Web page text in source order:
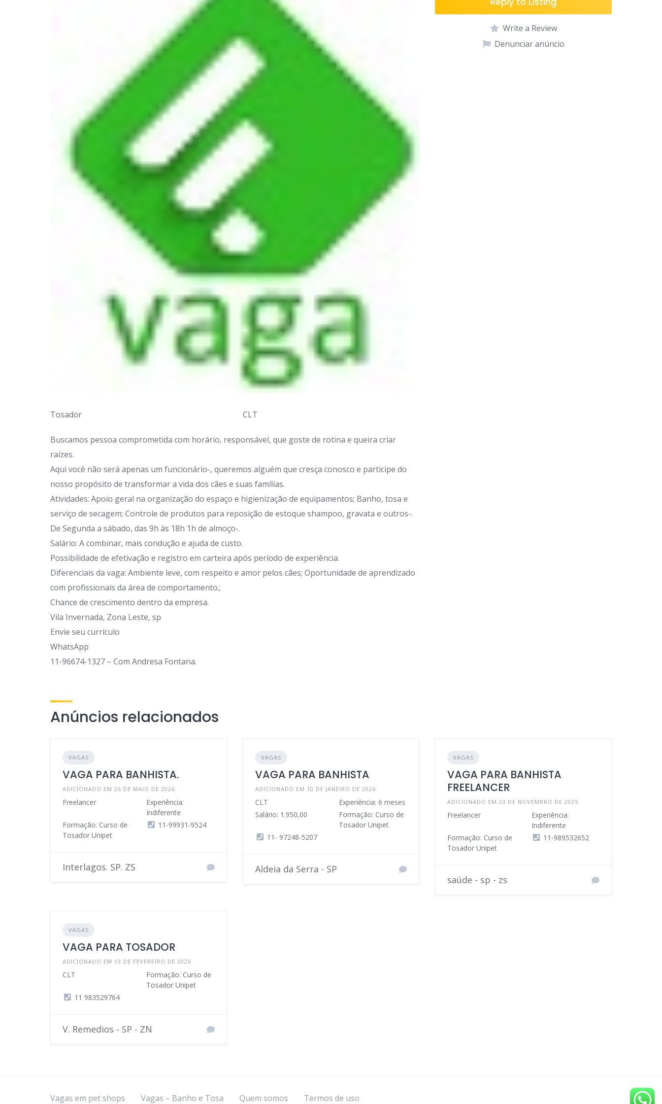
Tosador CLT
Buscamos pessoa comprometida com horário, responsável, que goste de rotina e queira criar
raízes.
Aqui você não será apenas um funcionário-, queremos alguém que cresça conosco e participe do
nosso propósito de transformar a vida dos cães e suas famílias.
Atividades: Apoio geral na organização do espaço e higienização de equipamentos; Banho, tosa e
serviço de secagem; Controle de produtos para reposição de estoque shampoo, gravata e outros-.
De Segunda a sábado, das 9h às 18h 1h de almoço-.
Salário: A combinar, mais condução e ajuda de custo.
Possibilidade de efetivação e registro em carteira após período de experiência.
Diferenciais da vaga: Ambiente leve, com respeito e amor pelos cães; Oportunidade de aprendizado
com profissionais da área de comportamento.;
Chance de crescimento dentro da empresa.
Vila Invernada, Zona Leste, sp
Envie seu currículo
WhatsApp
11-96674-1327 – Com Andresa Fontana.
Write a Review
Denunciar anúncio
Anúncios relacionados
VAGAS
VAGA PARA BANHISTA.
ADICIONADO EM 26 DE MAIO DE 2026
Freelancer
Experiência:
Indiferente
Formação: Curso de
Tosador Unipet
11-99931-9524
Interlagos. SP. ZS
VAGAS
VAGA PARA BANHISTA
ADICIONADO EM 10 DE JANEIRO DE 2026
CLT
Experiência: 6 meses
Salário: 1.950,00
Formação: Curso de
Tosador Unipet
11- 97248-5207
Aldeia da Serra - SP
VAGAS
VAGA PARA BANHISTA
FREELANCER
ADICIONADO EM 23 DE NOVEMBRO DE 2025
Freelancer
Experiência:
Indiferente
Formação: Curso de
Tosador Unipet
11-989532652
saúde - sp - zs
VAGAS
VAGA PARA TOSADOR
ADICIONADO EM 13 DE FEVEREIRO DE 2026
CLT
Formação: Curso de
Tosador Unipet
11 983529764
V. Remedios - SP - ZN
Vagas em pet shops Vagas – Banho e Tosa Quem somos Termos de uso